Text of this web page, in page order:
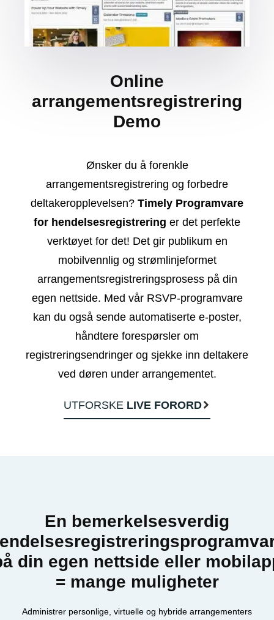
Online
arrangementsregistrering
Demo
Ønsker du å forenkle
arrangementsregistrering og forbedre
deltakeropplevelsen? Timely Programvare
for hendelsesregistrering er det perfekte
verktøyet for det! Det gir publikum en
mobilvennlig og strømlinjeformet
arrangementsregistreringsprosess på din
egen nettside. Med vår RSVP-programvare
kan du også sende automatiserte e-poster,
håndtere forespørsler om
registreringsendringer og sjekke inn deltakere
ved døren under arrangementet.
UTFORSKE LIVE FORORD
En bemerkelsesverdig
din egen nettside eller
= mange muligheter
Administrer personlige, virtuelle og hybride arrangementers